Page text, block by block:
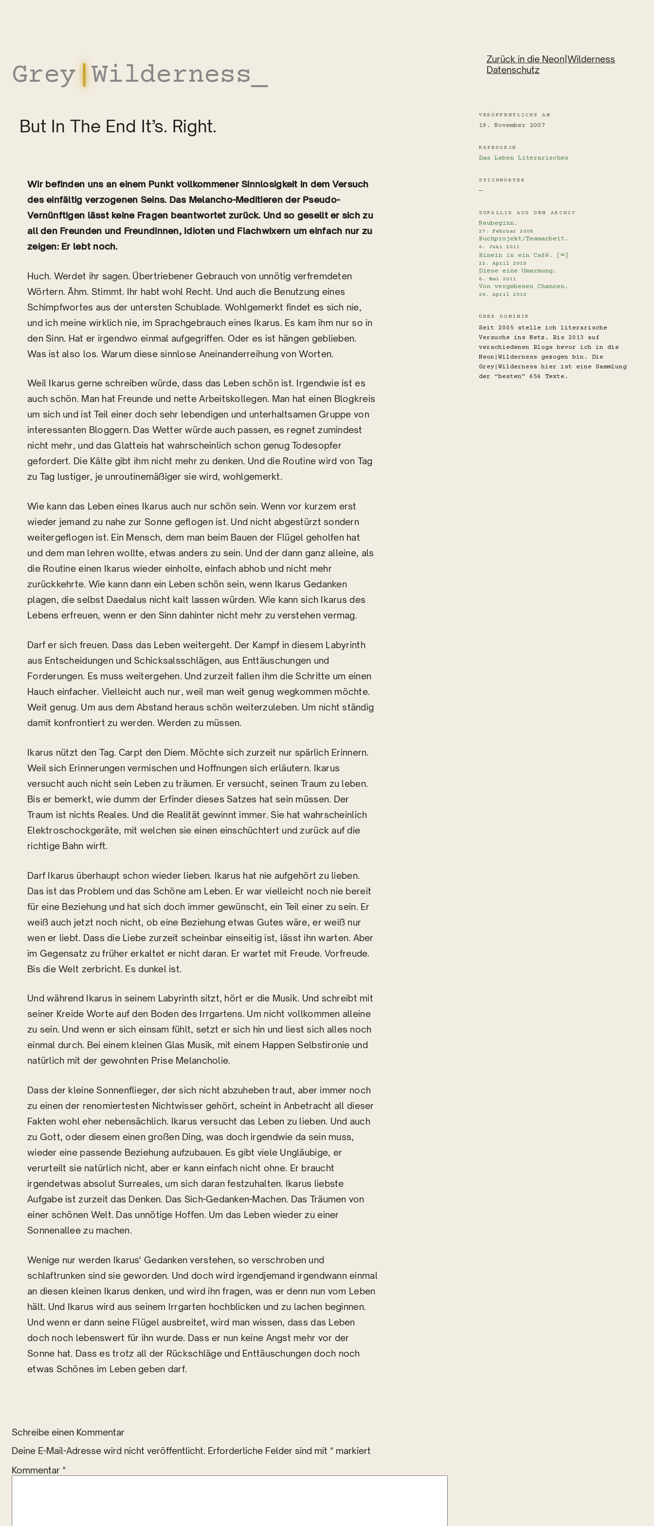
Grey |Wilderness
Zurück in die Neon|Wilderness
Datenschutz
But In The End It’s. Right.
Wir befinden uns an einem Punkt vollkommener Sinnlosigkeit in dem Versuch
des einfältig verzogenen Seins. Das Melancho-Meditieren der Pseudo-
Vernünftigen lässt keine Fragen beantwortet zurück. Und so gesellt er sich zu
all den Freunden und Freundinnen, Idioten und Flachwixern um einfach nur zu
zeigen: Er lebt noch.
Huch. Werdet ihr sagen. Übertriebener Gebrauch von unnötig verfremdeten
Wörtern. Ähm. Stimmt. Ihr habt wohl Recht. Und auch die Benutzung eines
Schimpfwortes aus der untersten Schublade. Wohlgemerkt findet es sich nie,
und ich meine wirklich nie, im Sprachgebrauch eines Ikarus. Es kam ihm nur so in
den Sinn. Hat er irgendwo einmal aufgegriffen. Oder es ist hängen geblieben.
Was ist also los. Warum diese sinnlose Aneinanderreihung von Worten.
Weil Ikarus gerne schreiben würde, dass das Leben schön ist. Irgendwie ist es
auch schön. Man hat Freunde und nette Arbeitskollegen. Man hat einen Blogkreis
um sich und ist Teil einer doch sehr lebendigen und unterhaltsamen Gruppe von
interessanten Bloggern. Das Wetter würde auch passen, es regnet zumindest
nicht mehr, und das Glatteis hat wahrscheinlich schon genug Todesopfer
gefordert. Die Kälte gibt ihm nicht mehr zu denken. Und die Routine wird von Tag
zu Tag lustiger, je unroutinemäßiger sie wird, wohlgemerkt.
Wie kann das Leben eines Ikarus auch nur schön sein. Wenn vor kurzem erst
wieder jemand zu nahe zur Sonne geflogen ist. Und nicht abgestürzt sondern
weitergeflogen ist. Ein Mensch, dem man beim Bauen der Flügel geholfen hat
und dem man lehren wollte, etwas anders zu sein. Und der dann ganz alleine, als
die Routine einen Ikarus wieder einholte, einfach abhob und nicht mehr
zurückkehrte. Wie kann dann ein Leben schön sein, wenn Ikarus Gedanken
plagen, die selbst Daedalus nicht kalt lassen würden. Wie kann sich Ikarus des
Lebens erfreuen, wenn er den Sinn dahinter nicht mehr zu verstehen vermag.
Darf er sich freuen. Dass das Leben weitergeht. Der Kampf in diesem Labyrinth
aus Entscheidungen und Schicksalsschlägen, aus Enttäuschungen und
Forderungen. Es muss weitergehen. Und zurzeit fallen ihm die Schritte um einen
Hauch einfacher. Vielleicht auch nur, weil man weit genug wegkommen möchte.
Weit genug. Um aus dem Abstand heraus schön weiterzuleben. Um nicht ständig
damit konfrontiert zu werden. Werden zu müssen.
Ikarus nützt den Tag. Carpt den Diem. Möchte sich zurzeit nur spärlich Erinnern.
Weil sich Erinnerungen vermischen und Hoffnungen sich erläutern. Ikarus
versucht auch nicht sein Leben zu träumen. Er versucht, seinen Traum zu leben.
Bis er bemerkt, wie dumm der Erfinder dieses Satzes hat sein müssen. Der
Traum ist nichts Reales. Und die Realität gewinnt immer. Sie hat wahrscheinlich
Elektroschockgeräte, mit welchen sie einen einschüchtert und zurück auf die
richtige Bahn wirft.
Darf Ikarus überhaupt schon wieder lieben. Ikarus hat nie aufgehört zu lieben.
Das ist das Problem und das Schöne am Leben. Er war vielleicht noch nie bereit
für eine Beziehung und hat sich doch immer gewünscht, ein Teil einer zu sein. Er
weiß auch jetzt noch nicht, ob eine Beziehung etwas Gutes wäre, er weiß nur
wen er liebt. Dass die Liebe zurzeit scheinbar einseitig ist, lässt ihn warten. Aber
im Gegensatz zu früher erkaltet er nicht daran. Er wartet mit Freude. Vorfreude.
Bis die Welt zerbricht. Es dunkel ist.
Und während Ikarus in seinem Labyrinth sitzt, hört er die Musik. Und schreibt mit
seiner Kreide Worte auf den Boden des Irrgartens. Um nicht vollkommen alleine
zu sein. Und wenn er sich einsam fühlt, setzt er sich hin und liest sich alles noch
einmal durch. Bei einem kleinen Glas Musik, mit einem Happen Selbstironie und
natürlich mit der gewohnten Prise Melancholie.
Dass der kleine Sonnenflieger, der sich nicht abzuheben traut, aber immer noch
zu einen der renomiertesten Nichtwisser gehört, scheint in Anbetracht all dieser
Fakten wohl eher nebensächlich. Ikarus versucht das Leben zu lieben. Und auch
zu Gott, oder diesem einen großen Ding, was doch irgendwie da sein muss,
wieder eine passende Beziehung aufzubauen. Es gibt viele Ungläubige, er
verurteilt sie natürlich nicht, aber er kann einfach nicht ohne. Er braucht
irgendetwas absolut Surreales, um sich daran festzuhalten. Ikarus liebste
Aufgabe ist zurzeit das Denken. Das Sich-Gedanken-Machen. Das Träumen von
einer schönen Welt. Das unnötige Hoffen. Um das Leben wieder zu einer
Sonnenallee zu machen.
Wenige nur werden Ikarus‘ Gedanken verstehen, so verschroben und
schlaftrunken sind sie geworden. Und doch wird irgendjemand irgendwann einmal
an diesen kleinen Ikarus denken, und wird ihn fragen, was er denn nun vom Leben
hält. Und Ikarus wird aus seinem Irrgarten hochblicken und zu lachen beginnen.
Und wenn er dann seine Flügel ausbreitet, wird man wissen, dass das Leben
doch noch lebenswert für ihn wurde. Dass er nun keine Angst mehr vor der
Sonne hat. Dass es trotz all der Rückschläge und Enttäuschungen doch noch
etwas Schönes im Leben geben darf.
Schreibe einen Kommentar
Deine E-Mail-Adresse wird nicht veröffentlicht. Erforderliche Felder sind mit * markiert
Kommentar *
VERÖFFENTLICHT AM
19. November 2007
KATEGORIE
Das Leben Literarisches
STICHWÖRTER
—
ZUFÄLLIG AUS DEM ARCHIV
Neubeginn.
27. Februar 2008
Buchprojekt/Teamarbeit.
6. Juni 2011
Hinein in ein Café. [∞]
22. April 2010
Diese eine Umarmung.
8. Mai 2011
Von vergebenen Chancen.
26. April 2010
ÜBER DOMINIK
Seit 2005 stelle ich literarische
Versuche ins Netz. Bis 2013 auf
verschiedenen Blogs bevor ich in die
Neon|Wilderness gezogen bin. Die
Grey|Wilderness hier ist eine Sammlung
der “besten” 656 Texte.